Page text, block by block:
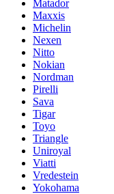
Matador
Maxxis
Michelin
Nexen
Nitto
Nokian
Nordman
Pirelli
Sava
Tigar
Toyo
Triangle
Uniroyal
Viatti
Vredestein
Yokohama